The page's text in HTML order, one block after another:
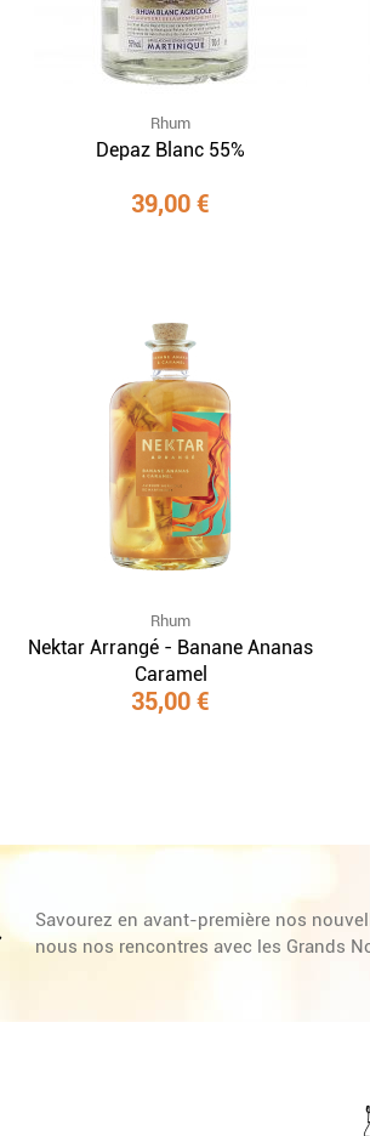
Rhum
Depaz Blanc 55%
39,00 €
Rhum
Nektar Arrangé - Banane Ananas
Caramel
35,00 €
Savourez en avant-première nos
nous nos rencontres avec les Grands